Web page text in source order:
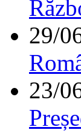
29/
23/